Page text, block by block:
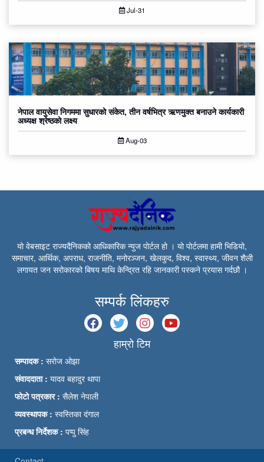
Jul-31
नेपाल वायुसेवा निगममा सुधारको संकेत, तीन वर्षभित्र ऋणमुक्त बनाउने कार्यकारी
अध्यक्ष श्रेष्ठको लक्ष्य
Aug-03
यो वेबसाइट राज्यदैनिकको आधिकारिक न्युज पोर्टल हो । यो पोर्टलमा हामी भिडियो,
समाचार, आर्थिक, अपराध, राजनीति, मनोरञ्जन, खेलकुद, विश्व, स्वास्थ्य, जीवन शैली
लगायत जन सरोकारको बिषय माथि केन्द्रित रहि जानकारी पस्कने प्रयास गर्दछौ ।
सम्पर्क लिंकहरु
हाम्रो टिम
सम्पादक : सरोज ओझा
संवाददाता : यादव बहादुर थापा
फोटो पत्रकार : सैलेश नेपाली
व्यवस्थापक : स्वस्तिका दंगाल
प्रबन्ध निर्देशक : पप्पु सिंह